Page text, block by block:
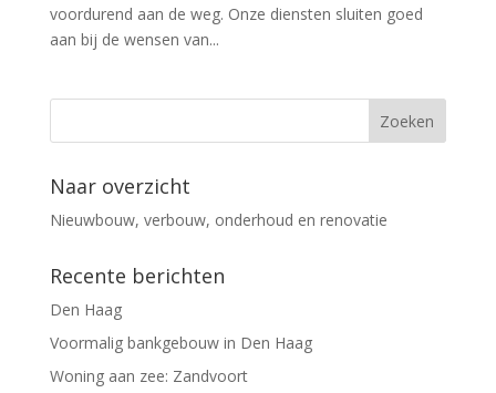
voordurend aan de weg. Onze diensten sluiten goed
aan bij de wensen van...
Naar overzicht
Nieuwbouw, verbouw, onderhoud en renovatie
Recente berichten
Den Haag
Voormalig bankgebouw in Den Haag
Woning aan zee: Zandvoort